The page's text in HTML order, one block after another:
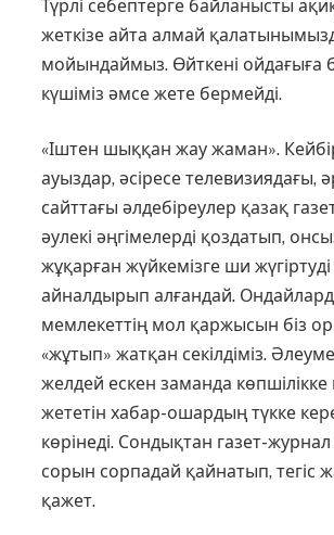
Түрлі себептерге байланысты
жеткізе айта алмай
мойындаймыз. Өйткені ойдағыға
күшіміз әмсе жете бермейді.
«Іштен шыққан жау жаман».
ауыздар, әсіресе телевизиядағы,
сайттағы әлдебіреулер қазақ
әулекі әңгімелерді қоздатып,
жұқарған жүйкемізге ши
айналдырып алғандай.
мемлекеттің мол қаржысын біз
«жұтып» жатқан секілдіміз.
желдей ескен заманда көпшілікке
жететін хабар-ошардың түкке
көрінеді. Сондықтан газет-
сорын сорпадай қайна­тып, тегіс
қажет.